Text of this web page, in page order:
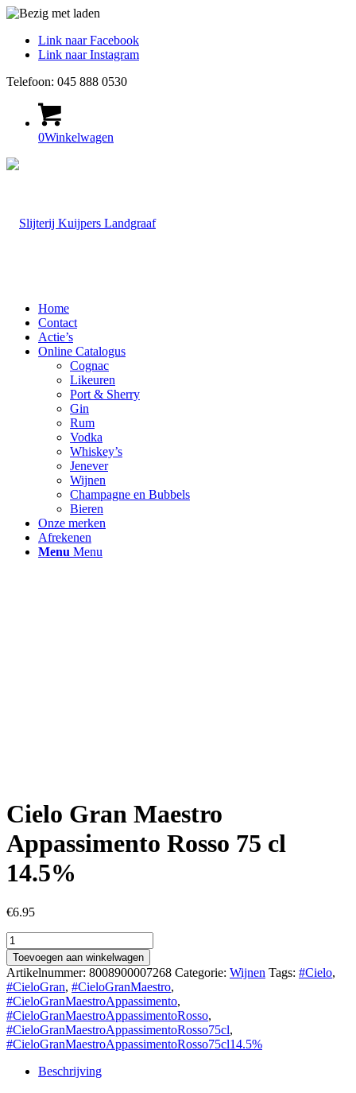
Link naar Facebook
Link naar Instagram
Telefoon: 045 888 0530
0Winkelwagen
Home
Contact
Actie’s
Online Catalogus
Cognac
Likeuren
Port & Sherry
Gin
Rum
Vodka
Whiskey’s
Jenever
Wijnen
Champagne en Bubbels
Bieren
Onze merken
Afrekenen
Menu Menu
Cielo Gran Maestro
Appassimento Rosso 75 cl
14.5%
€6.95
Cielo
Gran
Maestro
Appassimento
Rosso
75
cl
14.5%
aantal
Toevoegen aan winkelwagen
Artikelnummer: 8008900007268 Categorie: Wijnen Tags: #Cielo,
#CieloGran, #CieloGranMaestro,
#CieloGranMaestroAppassimento,
#CieloGranMaestroAppassimentoRosso,
#CieloGranMaestroAppassimentoRosso75cl,
#CieloGranMaestroAppassimentoRosso75cl14.5%
Beschrijving